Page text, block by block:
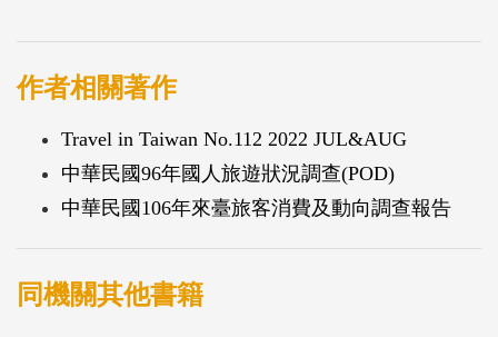
作者相關著作
Travel in Taiwan No.112 2022 JUL&AUG
中華民國96年國人旅遊狀況調查(POD)
中華民國106年來臺旅客消費及動向調查報告
同機關其他書籍